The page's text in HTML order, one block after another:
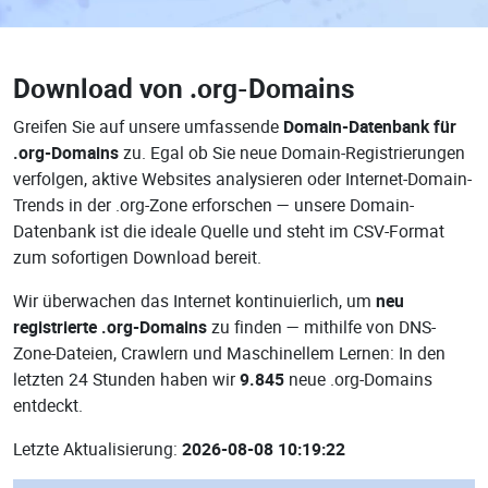
Download von .org-Domains
Greifen Sie auf unsere umfassende Domain-Datenbank für
.org-Domainszu. Egal ob Sie neue Domain-Registrierungen
verfolgen, aktive Websites analysieren oder Internet-Domain-
Trends in der .org-Zone erforschen — unsere Domain-
Datenbank ist die ideale Quelle und steht im CSV-Format
zum sofortigen Download bereit.
Wir überwachen das Internet kontinuierlich, um neu
registrierte .org-Domainszu finden — mithilfe von DNS-
Zone-Dateien, Crawlern und Maschinellem Lernen: In den
letzten 24 Stunden haben wir9.845 neue .org-Domains
entdeckt.
Letzte Aktualisierung: 2026-08-08 10:19:22